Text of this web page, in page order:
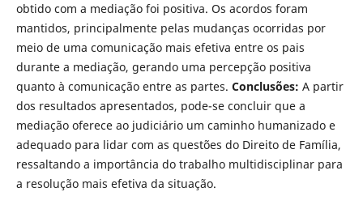
obtido com a mediação foi positiva. Os acordos foram
mantidos, principalmente pelas mudanças ocorridas por
meio de uma comunicação mais efetiva entre os pais
durante a mediação, gerando uma percepção positiva
quanto à comunicação entre as partes. Conclusões: A par­tir
dos resultados apresentados, pode-se concluir que a
mediação oferece ao judiciário um caminho humanizado e
adequado para lidar com as questões do Direito de Família,
ressaltando a importância do trabalho multidisciplinar para
a resolução mais efetiva da situação.